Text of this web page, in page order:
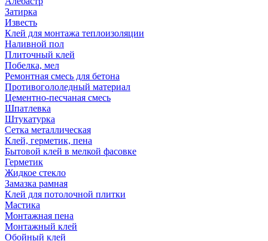
Затирка
Известь
Клей для монтажа теплоизоляции
Наливной пол
Плиточный клей
Побелка, мел
Ремонтная смесь для бетона
Противогололедный материал
Цементно-песчаная смесь
Шпатлевка
Штукатурка
Сетка металлическая
Клей, герметик, пена
Бытовой клей в мелкой фасовке
Герметик
Жидкое стекло
Замазка рамная
Клей для потолочной плитки
Мастика
Монтажная пена
Монтажный клей
Обойный клей